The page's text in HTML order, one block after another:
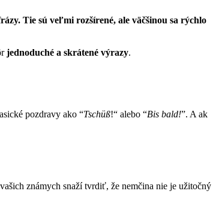
Tie sú veľmi rozšírené, ale väčšinou sa rýchlo
jednoduché a skrátené výrazy.
pozdravy ako “Tschüß!“ alebo “Bis bald!”. A ak
známych snaží tvrdiť, že nemčina nie je užitočný